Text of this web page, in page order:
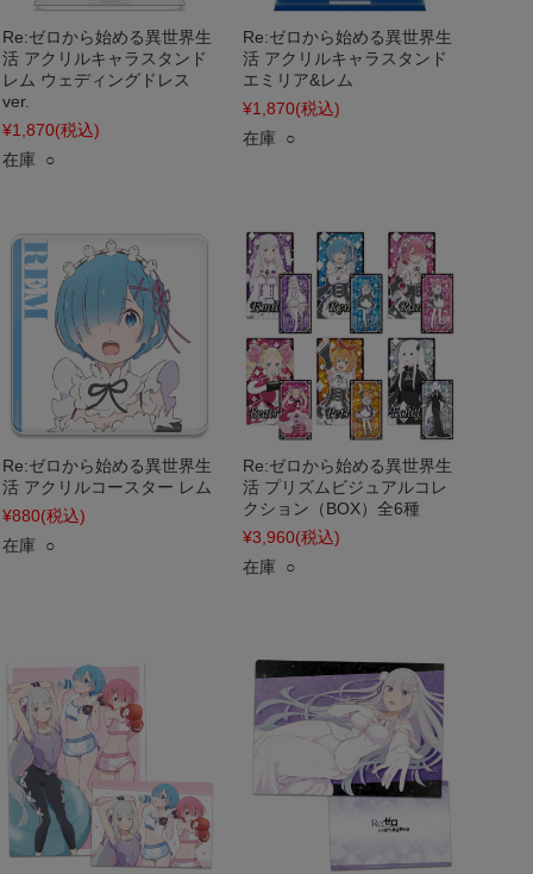
Re:ゼロから始める異世界生
活 アクリルキャラスタンド
レム ウェディングドレス
ver.
¥1,870(税込)
在庫 ○
Re:ゼロから始める異世界生
活 アクリルキャラスタンド
エミリア&レム
¥1,870(税込)
在庫 ○
Re:ゼロから始める異世界生
活 アクリルコースター レム
¥880(税込)
在庫 ○
Re:ゼロから始める異世界生
活 プリズムビジュアルコレ
クション（BOX）全6種
¥3,960(税込)
在庫 ○